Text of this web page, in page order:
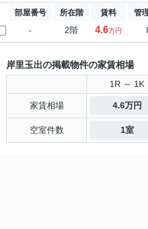
部屋番号 所在階 賃料 管
- 2階 4.6万円
岸里玉出の掲載物件の家賃相場
1R ～ 1K
家賃相場 4.6万円
空室件数 1室